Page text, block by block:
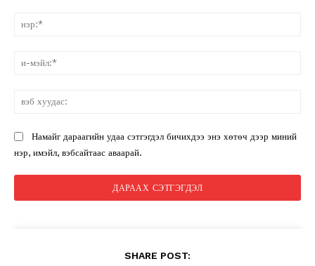
Намайг дараагийн удаа сэтгэгдэл бичихдээ энэ хөтөч дээр миний
нэр, имэйл, вэбсайтаас аваарай.
SHARE POST: